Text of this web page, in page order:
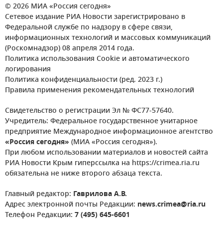
© 2026 МИА «Россия сегодня»
Сетевое издание РИА Новости зарегистрировано в
Федеральной службе по надзору в сфере связи,
информационных технологий и массовых коммуникаций
(Роскомнадзор) 08 апреля 2014 года.
Политика использования Cookie и автоматического
логирования
Политика конфиденциальности (ред. 2023 г.)
Правила применения рекомендательных технологий
Свидетельство о регистрации Эл № ФС77-57640.
Учредитель: Федеральное государственное унитарное
предприятие Международное информационное агентство
«Россия сегодня» (МИА «Россия сегодня»).
При любом использовании материалов и новостей сайта
РИА Новости Крым гиперссылка на https://crimea.ria.ru
обязательна не ниже второго абзаца текста.
Главный редактор: Гаврилова А.В.
Адрес электронной почты Редакции: news.crimea@ria.ru
Телефон Редакции: 7 (495) 645-6601